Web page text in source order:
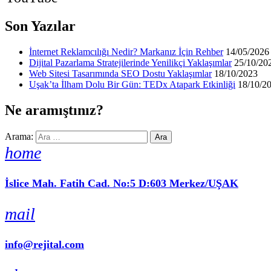
Son Yazılar
İnternet Reklamcılığı Nedir? Markanız İçin Rehber 14/05/2026
Dijital Pazarlama Stratejilerinde Yenilikçi Yaklaşımlar 25/10/
Web Sitesi Tasarımında SEO Dostu Yaklaşımlar 18/10/2023
Uşak’ta İlham Dolu Bir Gün: TEDx Atapark Etkinliği 18/10/
Ne aramıştınız?
Arama:
home
İslice Mah. Fatih Cad. No:5 D:603 Merkez/UŞAK
mail
info@rejital.com